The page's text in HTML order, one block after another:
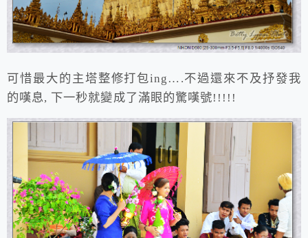
可惜最大的主塔整修打包ing….不過還來不及抒發我
的嘆息, 下一秒就變成了滿眼的驚嘆號!!!!!